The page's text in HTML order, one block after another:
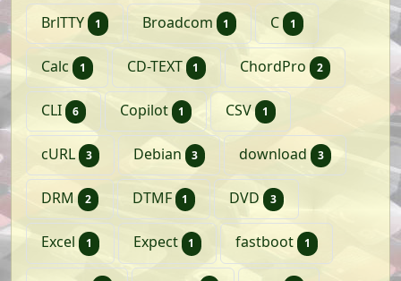
BrlTTY 1 artikelBroadcom 1 artikel
C 1 artikel
Calc 1 artikelCD-TEXT 1 artikelChordPro 2 artikelen
CLI 6 artikelenCopilot 1 artikelCSV 1 artikel
cURL 3 artikelenDebian 3 artikelendownload 3 artikelen
DRM 2 artikelen
DTMF 1 artikelDVD 3 artikelen
Excel 1 artikelExpect 1 artikelfastboot 1 artikel